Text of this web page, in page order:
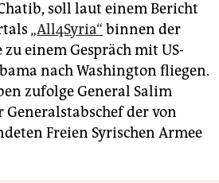
soll laut einem Bericht
„All4Syria“ binnen der
zu einem Gespräch mit US-
nach Washington fliegen.
zufolge General Salim
der von
Freien Syrischen Armee